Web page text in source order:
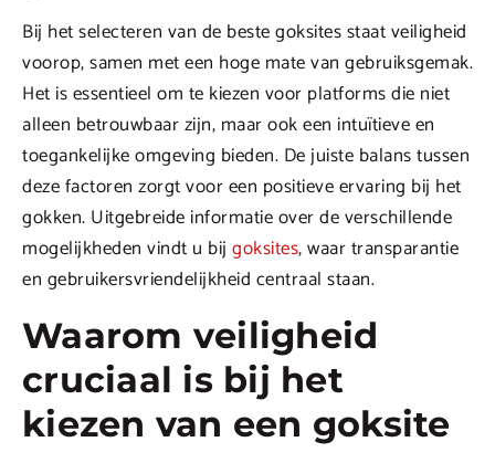
Bij het selecteren van de beste goksites staat veiligheid
voorop, samen met een hoge mate van gebruiksgemak.
Het is essentieel om te kiezen voor platforms die niet
alleen betrouwbaar zijn, maar ook een intuïtieve en
toegankelijke omgeving bieden. De juiste balans tussen
deze factoren zorgt voor een positieve ervaring bij het
gokken. Uitgebreide informatie over de verschillende
mogelijkheden vindt u bij goksites, waar transparantie
en gebruikersvriendelijkheid centraal staan.
Waarom veiligheid
cruciaal is bij het
kiezen van een goksite